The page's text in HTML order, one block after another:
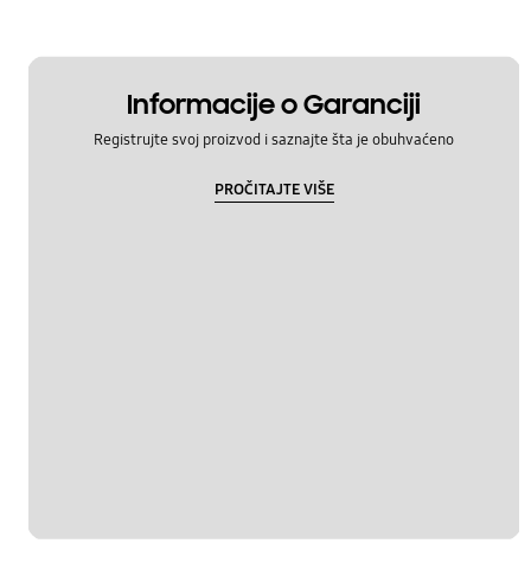
Informacije o Garanciji
Registrujte svoj proizvod i saznajte šta je obuhvaćeno
PROČITAJTE VIŠE